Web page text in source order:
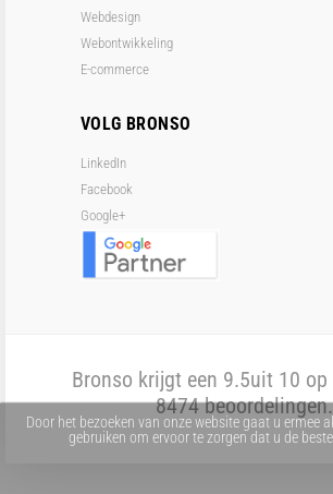
Webdesign
Webontwikkeling
E-commerce
VOLG BRONSO
LinkedIn
Facebook
Google+
Bronso krijgt een 9.5uit 10
8474beoordelingen.
Door het bezoeken van onze website gaat u ermee
gebruiken om ervoor te zorgen dat u de